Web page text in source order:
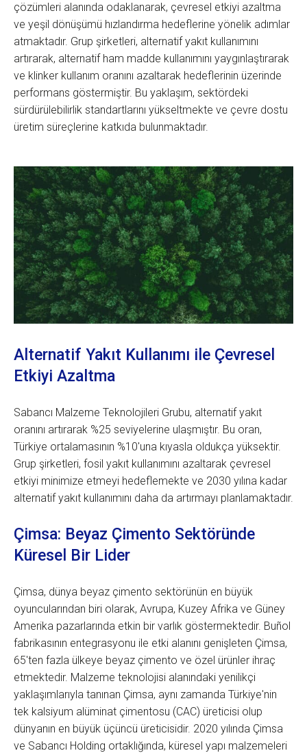
çözümleri alanında odaklanarak, çevresel etkiyi azaltma
ve yeşil dönüşümü hızlandırma hedeflerine yönelik adımlar
atmaktadır. Grup şirketleri, alternatif yakıt kullanımını
artırarak, alternatif ham madde kullanımını yaygınlaştırarak
ve klinker kullanım oranını azaltarak hedeflerinin üzerinde
performans göstermiştir. Bu yaklaşım, sektördeki
sürdürülebilirlik standartlarını yükseltmekte ve çevre dostu
üretim süreçlerine katkıda bulunmaktadır.
Alternatif Yakıt Kullanımı ile Çevresel
Etkiyi Azaltma
Sabancı Malzeme Teknolojileri Grubu, alternatif yakıt
oranını artırarak %25 seviyelerine ulaşmıştır. Bu oran,
Türkiye ortalamasının %10'una kıyasla oldukça yüksektir.
Grup şirketleri, fosil yakıt kullanımını azaltarak çevresel
etkiyi minimize etmeyi hedeflemekte ve 2030 yılına kadar
alternatif yakıt kullanımını daha da artırmayı planlamaktadır.
Çimsa: Beyaz Çimento Sektöründe
Küresel Bir Lider
Çimsa, dünya beyaz çimento sektörünün en büyük
oyuncularından biri olarak, Avrupa, Kuzey Afrika ve Güney
Amerika pazarlarında etkin bir varlık göstermektedir. Buñol
fabrikasının entegrasyonu ile etki alanını genişleten Çimsa,
65'ten fazla ülkeye beyaz çimento ve özel ürünler ihraç
etmektedir. Malzeme teknolojisi alanındaki yenilikçi
yaklaşımlarıyla tanınan Çimsa, aynı zamanda Türkiye'nin
tek kalsiyum alüminat çimentosu (CAC) üreticisi olup
dünyanın en büyük üçüncü üreticisidir. 2020 yılında Çimsa
ve Sabancı Holding ortaklığında, küresel yapı malzemeleri